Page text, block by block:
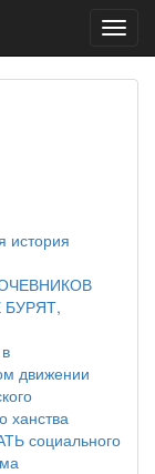
меню
история
движении
ханства
социального